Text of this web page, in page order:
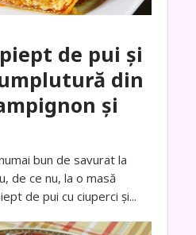
de pui și
din
și
bun de savurat la
de ce nu, la o masă
de pui cu ciuperci și...